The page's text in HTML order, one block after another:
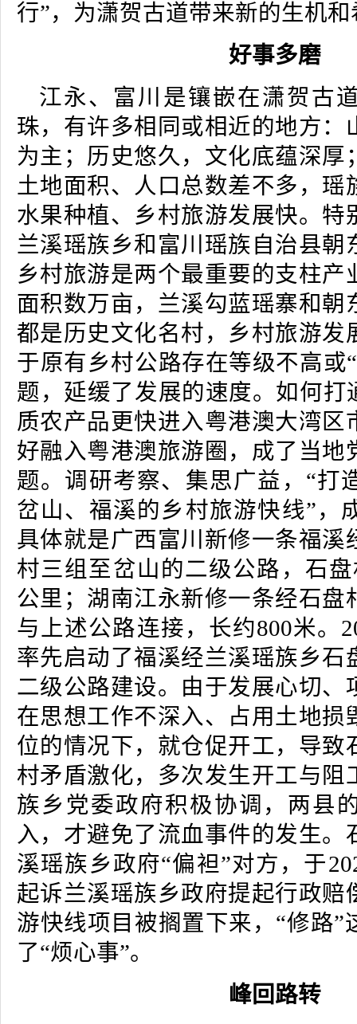
行”，为潇贺古道带来新的生机
好事多磨
江永、富川是镶嵌在潇贺古
珠，有许多相同或相近的地方：
为主；历史悠久，文化底蕴深厚
土地面积、人口总数差不多，瑶
水果种植、乡村旅游发展快。特
兰溪瑶族乡和富川瑶族自治县朝
乡村旅游是两个最重要的支柱产
面积数万亩，兰溪勾蓝瑶寨和朝
都是历史文化名村，乡村旅游发
于原有乡村公路存在等级不高或
题，延缓了发展的速度。如何打
质农产品更快进入粤港澳大湾区
好融入粤港澳旅游圈，成了当地
题。调研考察、集思广益，“打
岔山、福溪的乡村旅游快线”，
具体就是广西富川新修一条福溪
村三组至岔山的二级公路，石
公里；湖南江永新修一条经石盘
与上述公路连接，长约800米。
率先启动了福溪经兰溪瑶族乡石
二级公路建设。由于发展心切、
在思想工作不深入、占用土地损
位的情况下，就仓促开工，导致
村矛盾激化，多次发生开工与阻
族乡党委政府积极协调，两县
入，才避免了流血事件的发生。
溪瑶族乡政府“偏袒”对方，于
起诉兰溪瑶族乡政府提起行政赔
游快线项目被搁置下来，“修路”
了“烦心事”。
峰回路转